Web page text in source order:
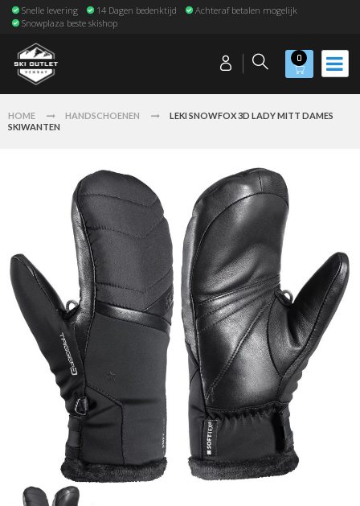
Snelle levering 14 Dagen bedenktijd
Achteraf betalen mogelijk
Snowplaza beste skishop
0
HOME HANDSCHOENEN
LEKI SNOWFOX 3D LADY MITT DAMES
SKIWANTEN